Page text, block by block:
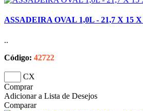
ASSADEIRA OVAL 1,0L - 21,7 X 15
..
Código: 42722
CX
Comprar
Adicionar a Lista de Desejos
Comparar